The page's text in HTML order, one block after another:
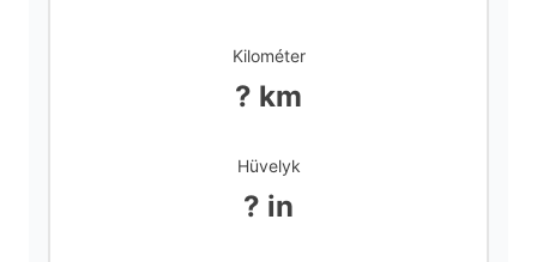
Kilométer
? km
Hüvelyk
? in